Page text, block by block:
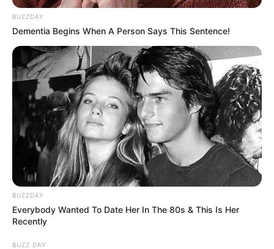
BUZZDAY
Dementia Begins When A Person Says This Sentence!
BUZZDAY
Everybody Wanted To Date Her In The 80s & This Is Her
Recently
BUZZ DAY